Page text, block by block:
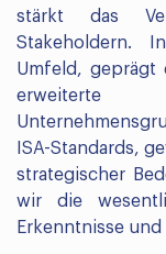
stärkt das
Stakeholdern.
Umfeld, geprägt
erweiterte
ISA-Standards,
strategischer
wir die
Erkenntnisse